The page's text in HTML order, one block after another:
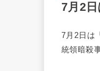
7月2
7月2日は
統領暗殺